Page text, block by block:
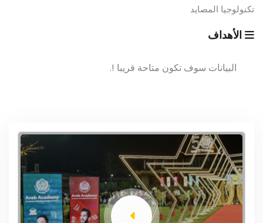
تكنولوجيا المصايد
الأهداف
البيانات سوف تكون متاحة قريبا !.